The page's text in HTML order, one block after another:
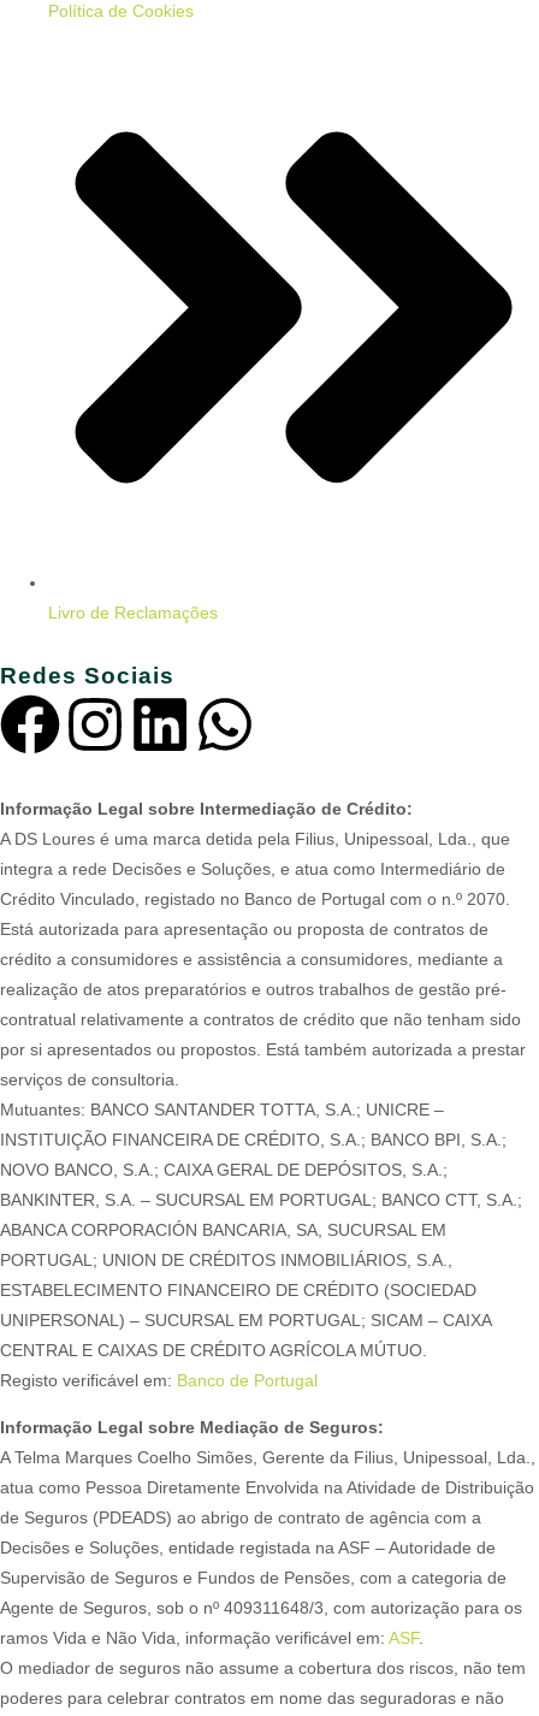
Política de Cookies
Livro de Reclamações
Redes Sociais
Informação Legal sobre Intermediação de Crédito:
A DS Loures é uma marca detida pela Filius, Unipessoal, Lda., que
integra a rede Decisões e Soluções, e atua como Intermediário de
Crédito Vinculado, registado no Banco de Portugal com o n.º 2070.
Está autorizada para apresentação ou proposta de contratos de
crédito a consumidores e assistência a consumidores, mediante a
realização de atos preparatórios e outros trabalhos de gestão pré-
contratual relativamente a contratos de crédito que não tenham sido
por si apresentados ou propostos. Está também autorizada a prestar
serviços de consultoria.
Mutuantes: BANCO SANTANDER TOTTA, S.A.; UNICRE –
INSTITUIÇÃO FINANCEIRA DE CRÉDITO, S.A.; BANCO BPI, S.A.;
NOVO BANCO, S.A.; CAIXA GERAL DE DEPÓSITOS, S.A.;
BANKINTER, S.A. – SUCURSAL EM PORTUGAL; BANCO CTT, S.A.;
ABANCA CORPORACIÓN BANCARIA, SA, SUCURSAL EM
PORTUGAL; UNION DE CRÉDITOS INMOBILIÁRIOS, S.A.,
ESTABELECIMENTO FINANCEIRO DE CRÉDITO (SOCIEDAD
UNIPERSONAL) – SUCURSAL EM PORTUGAL; SICAM – CAIXA
CENTRAL E CAIXAS DE CRÉDITO AGRÍCOLA MÚTUO.
Registo verificável em: Banco de Portugal
Informação Legal sobre Mediação de Seguros:
A Telma Marques Coelho Simões, Gerente da Filius, Unipessoal, Lda.,
atua como Pessoa Diretamente Envolvida na Atividade de Distribuição
de Seguros (PDEADS) ao abrigo de contrato de agência com a
Decisões e Soluções, entidade registada na ASF – Autoridade de
Supervisão de Seguros e Fundos de Pensões, com a categoria de
Agente de Seguros, sob o nº 409311648/3, com autorização para os
ramos Vida e Não Vida, informação verificável em: ASF.
O mediador de seguros não assume a cobertura dos riscos, não tem
poderes para celebrar contratos em nome das seguradoras e não